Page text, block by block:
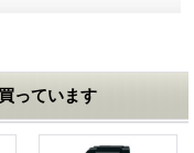
っています